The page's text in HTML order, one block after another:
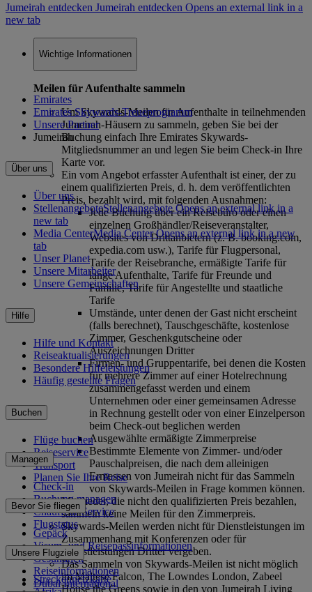
Jumeirah entdecken Jumeirah entdecken Opens an external link in a
new tab
Wichtige Informationen
Meilen für Aufenthalte sammeln
Um Skywards-Meilen für Aufenthalte in teilnehmenden
Jumeirah-Häusern zu sammeln, geben Sie bei der
Buchung einfach Ihre Emirates Skywards-
Mitgliedsnummer an und legen Sie beim Check-in Ihre
Karte vor.
Ein vom Angebot erfasster Aufenthalt ist einer, der zu
einem qualifizierten Preis, d. h. dem veröffentlichten
Preis, bezahlt wird, mit folgenden Ausnahmen:
Jede Buchung über ein Reisebüro oder einen
einzelnen Großhändler/Reiseveranstalter,
Websites von Drittanbietern (z. B. booking.com,
expedia.com usw.), Tarife für Flugpersonal,
Tarife der Reisebranche, ermäßigte Tarife für
lange Aufenthalte, Tarife für Freunde und
Familie, Tarife für Angestellte und staatliche
Tarife
Umstände, unter denen der Gast nicht erscheint
(falls berechnet), Tauschgeschäfte, kostenlose
Zimmer, Geschenkgutscheine oder
Auszeichnungen Dritter
Firmen- und Gruppentarife, bei denen die Kosten
für mehrere Zimmer auf einer Hotelrechnung
zusammengefasst werden und einem
Unternehmen oder einer gemeinsamen Adresse
in Rechnung gestellt oder von einer Einzelperson
beim Check-out beglichen werden
Ausgewählte ermäßigte Zimmerpreise
Bestimmte Elemente von Zimmer- und/oder
Pauschalpreisen, die nach dem alleinigen
Ermessen von Jumeirah nicht für das Sammeln
von Skywards-Meilen in Frage kommen können.
Mitglieder, die nicht den qualifizierten Preis bezahlen,
sammeln keine Meilen für den Zimmerpreis.
Skywards-Meilen werden nicht für Dienstleistungen im
Zusammenhang mit Konferenzen oder für
Dienstleistungen Dritter vergeben.
Das Sammeln von Skywards-Meilen ist nicht möglich
im Maltese Falcon, The Lowndes London, Zabeel
House the Greens sowie in den von Jumeirah Living
Emirates
Emirates Skywards-Treueprogramm
Unsere Partner
Jumeirah
Über uns
Über uns
StellenangeboteStellenangebote Opens an external link in a
new tab
Media CenterMedia Center Opens an external link in a new
tab
Unser Planet
Unsere Mitarbeiter
Unsere Gemeinschaften
Hilfe
Hilfe und Kontakt
Reiseaktualisierungen
Besondere Hilfeleistungen
Häufig gestellte Fragen
Buchen
Flüge buchen
Reiseservice
Transport
Planen Sie Ihre Reise
Managen
Check-in
Buchung managen
Chauffeur-Service
Flugstatus
Bevor Sie fliegen
Gepäck
Visum- und Reisepassinformationen
Gesundheit
Reiseinformationen
Dubai International
Unsere Flugziele
Streckennetzkarte